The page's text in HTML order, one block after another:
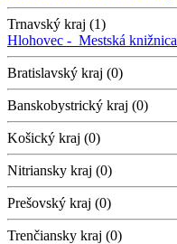
Trnavský kraj (1)
Hlohovec - Mestská knižnica
Bratislavský kraj (0)
Banskobystrický kraj (0)
Košický kraj (0)
Nitriansky kraj (0)
Prešovský kraj (0)
Trenčiansky kraj (0)